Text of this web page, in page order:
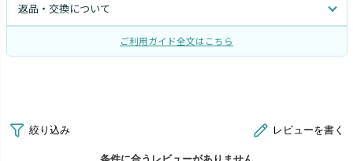
返品・交換について
ご利用ガイド全文はこちら